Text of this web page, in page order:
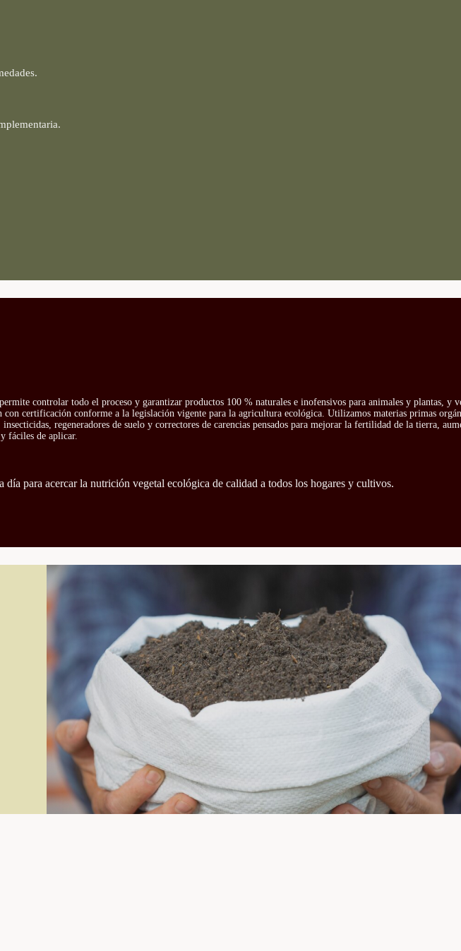
controlar todo el proceso y garantizar productos 100 % naturales e inofensivos para animales y plantas, y
certificación conforme a la legislación vigente para la agricultura ecológica. Utilizamos materias primas
regeneradores de suelo y correctores de carencias pensados para mejorar la fertilidad de la tierra,
fáciles de aplicar.
para acercar la nutrición vegetal ecológica de calidad a todos los hogares y cultivos.